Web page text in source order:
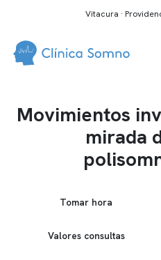
Vitacura ·
Movimientos
mirada
Tomar hora
Valores consultas